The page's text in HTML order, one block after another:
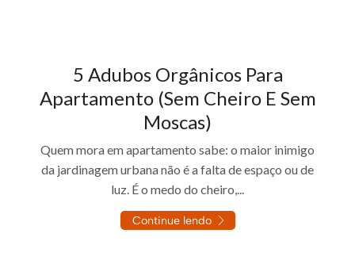
5 Adubos Orgânicos Para
Apartamento (Sem Cheiro E Sem
Moscas)
Quem mora em apartamento sabe: o maior inimigo
da jardinagem urbana não é a falta de espaço ou de
luz. É o medo do cheiro,...
Continue lendo